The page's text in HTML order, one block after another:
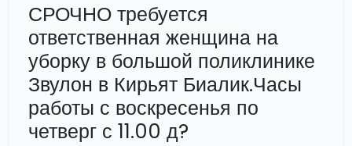
СРОЧНО требуется
ответственная женщина на
уборку в большой поликлинике
Звулон в Кирьят Биалик.Часы
работы с воскресенья по
четверг с 11.00 д?